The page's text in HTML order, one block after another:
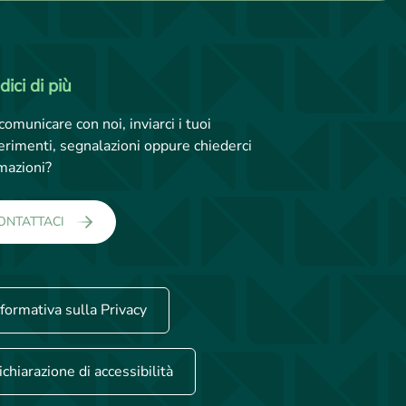
di più
con noi, inviarci i tuoi
segnalazioni oppure chiederci
sulla Privacy
di accessibilità